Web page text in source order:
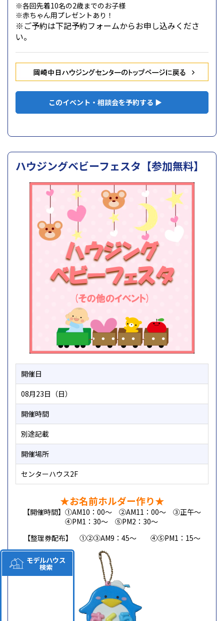
※各回先着10名の2歳までのお子様
※赤ちゃん用プレゼントあり！
※ご予約は下記予約フォームからお申し込みくださ
い。
このイベント・相談会を予約する ▶
ハウジングベビーフェスタ【参加無料】
開催日
08月23日（日）
開催時間
別途記載
開催場所
センターハウス2F
★お名前ホルダー作り★
【開催時間】①AM10：00～ ②AM11：00～ ③正午～
④PM1：30～ ⑤PM2：30～
【整理券配布】 ①②③AM9：45～ ④⑤PM1：15～
モデルハウス
検索